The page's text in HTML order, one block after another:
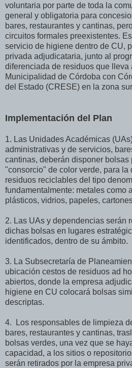
voluntaria por parte de toda la
general y obligatoria para
bares, restaurantes y cantinas,
circuitos formales preexistentes.
servicio de higiene dentro de CU,
privada adjudicataria, junto al
diferenciada de residuos que lleva
Municipalidad de Córdoba con
del Estado (CRESE) en la zona
Implementación del Plan
1. Las Unidades Académicas
administrativas y de servicios,
cantinas, deberán disponer bolsas
"consorcio" de color verde, para la
residuos reciclables del tipo
fundamentalmente: metales como
plásticos, vidrios, papeles,
2. Las UAs y dependencias serán
dichas bolsas en lugares
identificados, dentro de su ámbito.
3. La Subsecretaría de
ubicación cestos de residuos ad
abiertos, donde la empresa
higiene en CU colocará bolsas
descriptas.
4.
Los responsables de limpieza
bares, restaurantes y cantinas,
bolsas verdes, una vez que se
capacidad, a los sitios o
serán retirados por la empresa